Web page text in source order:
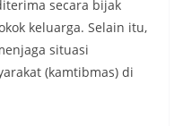
secara bijak
keluarga. Selain itu,
situasi
(kamtibmas) di